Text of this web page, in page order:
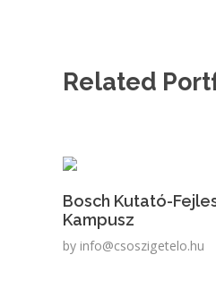
Related
Bosch Kutató-
Kampusz
by info@csoszigetelo.hu